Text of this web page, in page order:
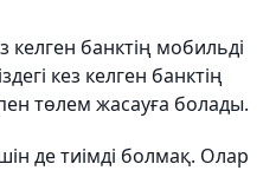
келген банктің мобильді
кез келген банктің
төлем жасауға болады.
де тиімді болмақ. Олар